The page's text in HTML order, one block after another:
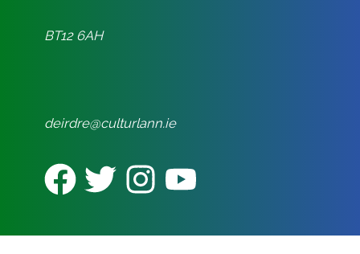
BT12 6AH
deirdre@culturlann.ie